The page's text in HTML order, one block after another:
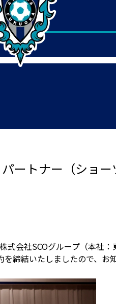
ートナー（ショ
会社SCOグループ（本社
締結いたしましたので、お